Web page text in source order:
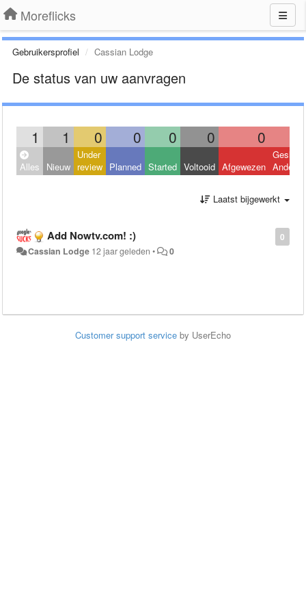
Moreflicks
Gebruikersprofiel Cassian Lodge
De status van uw aanvragen
1 1 0 0 0 0 0
Alles Nieuw
Under
review Planned Started Voltooid Afgewezen Andere
Laatst bijgewerkt
0
Add Nowtv.com! :)
Cassian Lodge 12 jaar geleden • 0
Customer support service by UserEcho